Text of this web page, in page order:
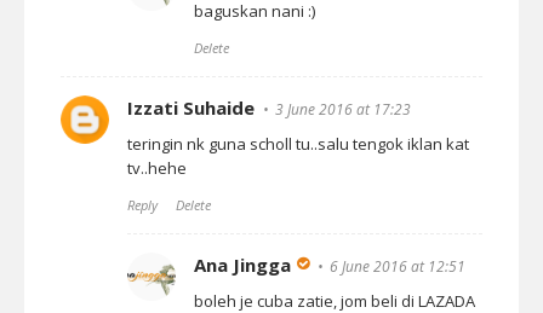
baguskan nani :)
Delete
Izzati Suhaide 3 June 2016 at 17:23
teringin nk guna scholl tu..salu tengok iklan kat
tv..hehe
Reply Delete
Ana Jingga 6 June 2016 at 12:51
boleh je cuba zatie, jom beli di LAZADA